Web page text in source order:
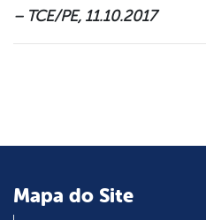
– TCE/PE, 11.10.2017
Mapa do Site